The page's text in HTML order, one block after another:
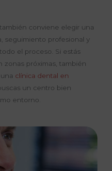
conviene elegir una
seguimiento profesional y
el proceso. Si estás
zonas próximas, también
clínica dental en
un centro bien
entorno.